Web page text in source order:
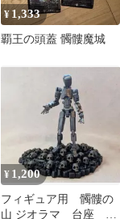
¥ 1,333
覇王の頭蓋 髑髏魔城
¥ 1,200
フィギュア用 髑髏の
山 ジオラマ 台座 サ